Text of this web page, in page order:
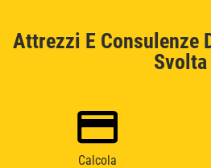
Attrezzi E Consulenze
Svolta
Calcola